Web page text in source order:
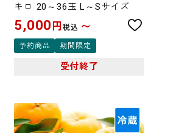
キロ 20～36玉 L～Sサイズ
5,000 円税込 〜
予約商品 期間限定
受付終了